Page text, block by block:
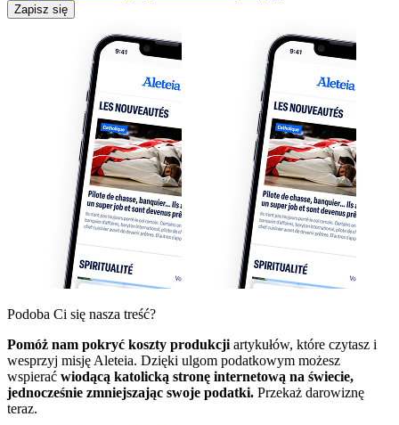
Zapisz się
Podoba Ci się nasza treść?
Pomóż nam pokryć koszty produkcji artykułów, które czytasz i
wesprzyj misję Aleteia. Dzięki ulgom podatkowym możesz
wspierać wiodącą katolicką stronę internetową na świecie,
jednocześnie zmniejszając swoje podatki. Przekaż darowiznę
teraz.